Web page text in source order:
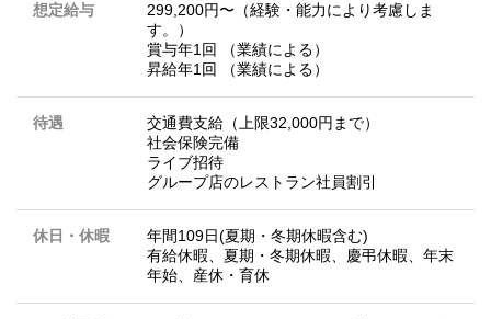
想定給与
299,200円〜（経験・能力により考慮しま
す。）
賞与年1回 （業績による）
昇給年1回 （業績による）
待遇
交通費支給（上限32,000円まで）
社会保険完備
ライブ招待
グループ店のレストラン社員割引
休日・休暇
年間109日(夏期・冬期休暇含む)
有給休暇、夏期・冬期休暇、慶弔休暇、年末
年始、産休・育休